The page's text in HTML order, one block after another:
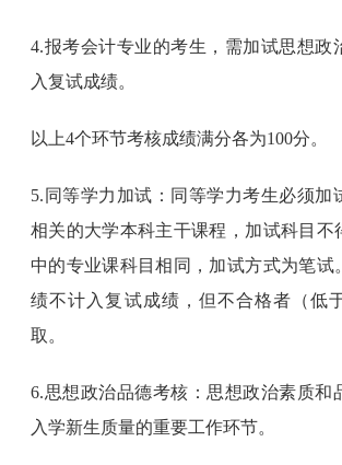
4.报考会计专业的考生，需加试思想政
入复试成绩。
以上4个环节考核成绩满分各为100分。
5.同等学力加试：同等学力考生必须加
相关的大学本科主干课程，加试科目不
中的专业课科目相同，加试方式为笔试
绩不计入复试成绩，但不合格者（低
取。
6.思想政治品德考核：思想政治素质和
入学新生质量的重要工作环节。